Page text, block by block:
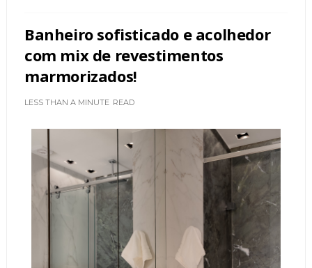
Banheiro sofisticado e acolhedor
com mix de revestimentos
marmorizados!
LESS THAN A MINUTE READ